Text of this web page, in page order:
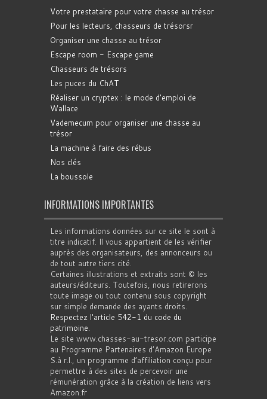
Votre prestataire pour votre chasse au trésor
Pour les lecteurs, chasseurs de trésorsr
Organiser une chasse au trésor
Escape room - Escape game
Chasseurs de trésors
Les puces du ChAT
Réaliser un cryptex : le mode d'emploi de
Wallace
Vademecum pour organiser une chasse au
trésor
La machine à faire des rébus
Nos clés
La boussole
INFORMATIONS IMPORTANTES
Les informations données sur ce site le sont à
titre indicatif. Il vous appartient de les vérifier
auprès des organisateurs, des annonceurs ou
de tout autre tiers cité.
Certaines illustrations et extraits sont © les
auteurs/éditeurs. Toutefois, nous retirerons
toute image ou tout contenu sous copyright
sur simple demande des ayants droits.
Respectez l'article 542-1 du code du
patrimoine.
Le site www.chasses-au-tresor.com participe
au Programme Partenaires d’Amazon Europe
S.à r.l., un programme d’affiliation conçu pour
permettre à des sites de percevoir une
rémunération grâce à la création de liens vers
Amazon.fr